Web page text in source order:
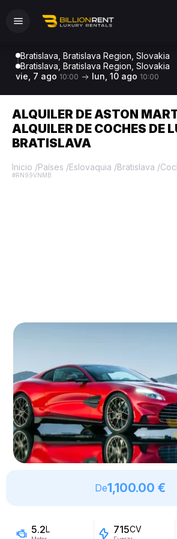
Bratislava, Bratislava Region, Slovakia
Bratislava, Bratislava Region, Slovakia
vie, 7 ago 10:00 lun, 10 ago 10:00
ALQUILER DE ASTON
ALQUILER DE COCHES DE
BRATISLAVA
Inicio /Países /Eslovaquia /Bratislava /
#RN99VNMB
De1,100.00 €
5.2L 715CV